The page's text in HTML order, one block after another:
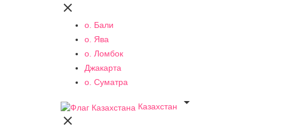

о. Бали
о. Ява
о. Ломбок
Джакарта
о. Суматра
Казахстан

